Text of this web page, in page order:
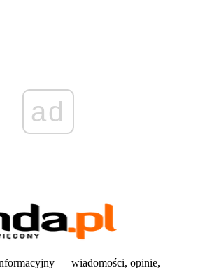
ad
— wiadomości, opinie,